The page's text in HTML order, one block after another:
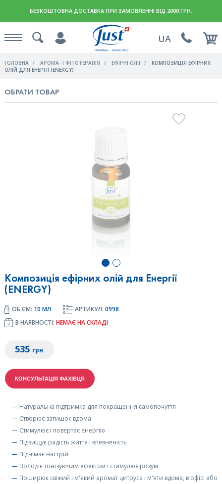
БЕЗКОШТОВНА ДОСТАВКА ПРИ ЗАМОВЛЕННІ ВІД 2000 ГРН.
UA
ГОЛОВНА АРОМА- І ФІТОТЕРАПІЯ ЕФІРНІ ОЛІЇ
КОМПОЗИЦІЯ ЕФІРНИХ
ОЛІЙ ДЛЯ ЕНЕРГІЇ (ENERGY)
ОБРАТИ ТОВАР
Композиція ефірних олій для Енергії
(ENERGY)
ОБ'ЄМ: 10 МЛ АРТИКУЛ: 0998
В НАЯВНОСТІ: НЕМАЄ НА СКЛАДІ
Натуральна підтримка для покращення самопочуття
Створює затишок вдома
Стимулює і повертає енергію
Підвищує радість життя і впевненість
Піднімає настрій
Володіє тонізуючим ефектом і стимулює розум
Поширює свіжий і м'який аромат цитруса і м'яти вдома, в офісі або
535 грн